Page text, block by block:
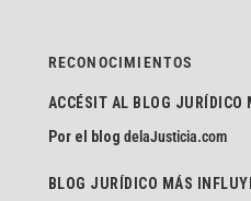
RECONOCIMIENTOS
ACCÉSIT AL BLOG
Por el blog delaJusticia.com
BLOG JURÍDICO MÁS